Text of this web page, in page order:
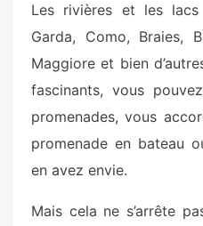
Les rivières et les
Garda, Como, Braies,
Maggiore et bien
fascinants, vous
promenades, vous
promenade en bateau
en avez envie.
Mais cela ne s’arrête